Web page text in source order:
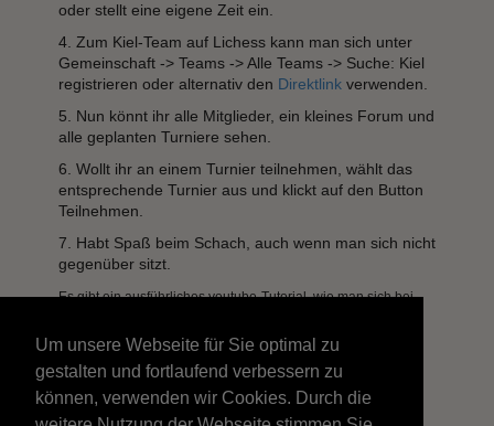
Um unsere Webseite für Sie optimal zu
gestalten und fortlaufend verbessern zu
können, verwenden wir Cookies. Durch die
oder stellt eine eigene Zeit ein.
4. Zum Kiel-Team auf Lichess kann man sich unter
Gemeinschaft -> Teams -> Alle Teams -> Suche: Kiel
registrieren oder alternativ den Direktlinkverwenden.
5. Nun könnt ihr alle Mitglieder, ein kleines Forum und
alle geplanten Turniere sehen.
6. Wollt ihr an einem Turnier teilnehmen, wählt das
entsprechende Turnier aus und klickt auf den Button
Teilnehmen.
7. Habt Spaß beim Schach, auch wenn man sich nicht
gegenüber sitzt.
Es gibt ein ausführliches youtube-Tutorial, wie man sich bei
schauthier mal rein.
Bei Fragen bitte anfinn.petersen@sk-
doppelbauer.deoder 01578 0486181 wenden.